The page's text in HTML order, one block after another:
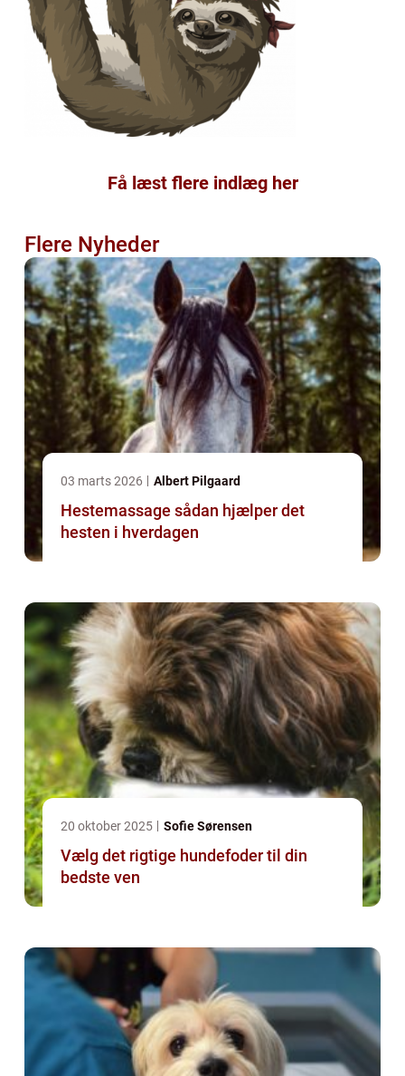
Få læst flere indlæg her
Flere Nyheder
03 marts 2026 Albert Pilgaard
Hestemassage sådan hjælper det
hesten i hverdagen
20 oktober 2025 Sofie Sørensen
Vælg det rigtige hundefoder til din
bedste ven